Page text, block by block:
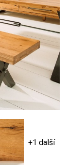
+1 další